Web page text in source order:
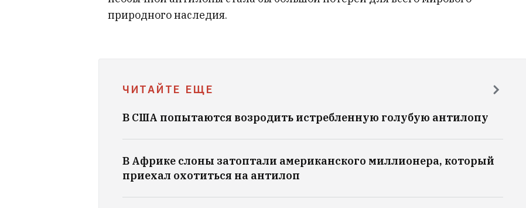
природного наследия.
ЧИТАЙТЕ ЕЩЕ
В США попытаются возродить истребленную голубую антилопу
В Африке слоны затоптали американского миллионера, который
приехал охотиться на антилоп